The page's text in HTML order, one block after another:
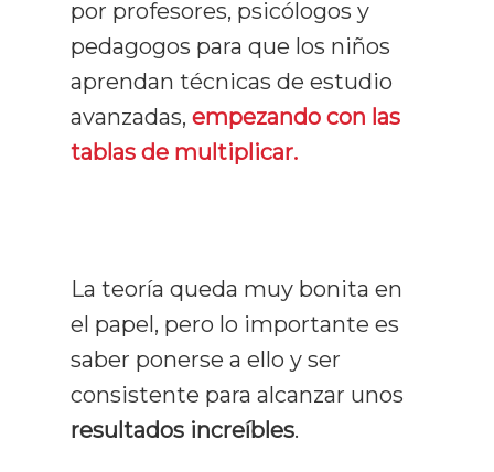
por profesores, psicólogos y
pedagogos para que los niños
aprendan técnicas de estudio
avanzadas, empezando con las
tablas de multiplicar.
La teoría queda muy bonita en
el papel, pero lo importante es
saber ponerse a ello y ser
consistente para alcanzar unos
resultados increíbles.